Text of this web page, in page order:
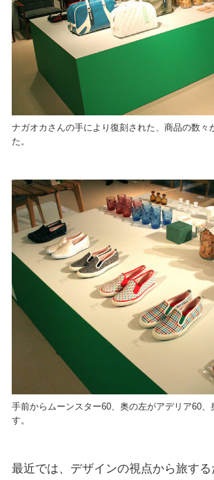
ナガオカさんの手により復刻された、商品の数々
た。
手前からムーンスター60、奥の左がアデリア60、
す。
最近では、デザインの視点から旅す